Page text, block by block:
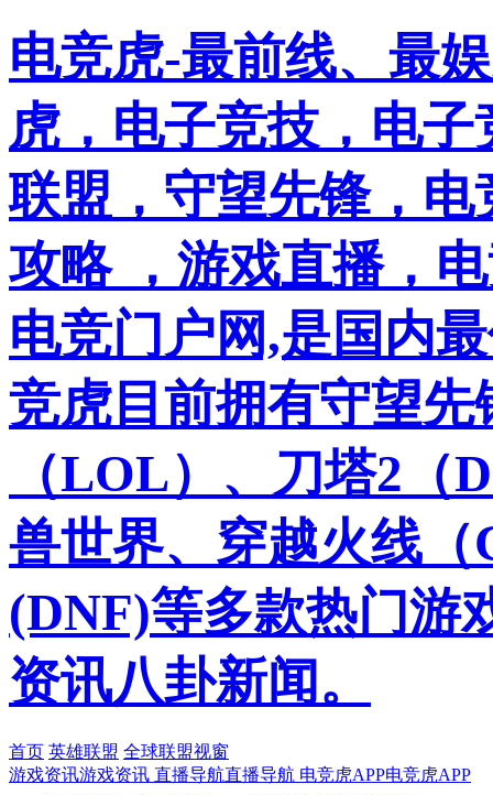
电竞虎-最前线、最
虎，电子竞技，电
联盟，守望先锋，
攻略 ，游戏直播，
电竞门户网,是国内
竞虎目前拥有守望
（LOL）、刀塔2（
兽世界、穿越火线
(DNF)等多款热门游
资讯八卦新闻。
首页 英雄联盟 全球联盟视窗
游戏资讯游戏资讯 直播导航直播导航 电竞虎APP电竞虎APP